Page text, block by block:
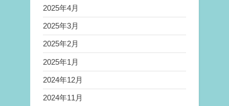
2025年4月
2025年3月
2025年2月
2025年1月
2024年12月
2024年11月